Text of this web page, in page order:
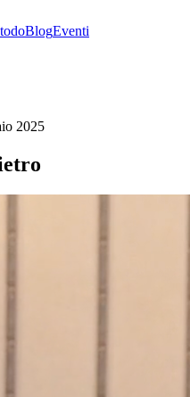
BlogEventi
2025